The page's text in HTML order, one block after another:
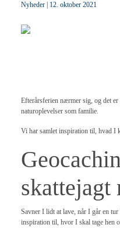
Nyheder| 12. oktober 2021
Efterårsferien nærmer sig, og det
naturoplevelser som familie.
Vi har samlet inspiration til, hvad I
skattejagt
Savner I lidt at lave, når I går en
inspiration til, hvor I skal tage hen